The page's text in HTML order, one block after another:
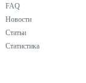
FAQ
Новости
Статьи
Статистика